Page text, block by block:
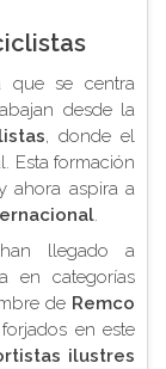
que se centra
desde la
, donde el
Esta formación
ahora aspira a
.
llegado a
en categorías
de Remco
en este
ilustres